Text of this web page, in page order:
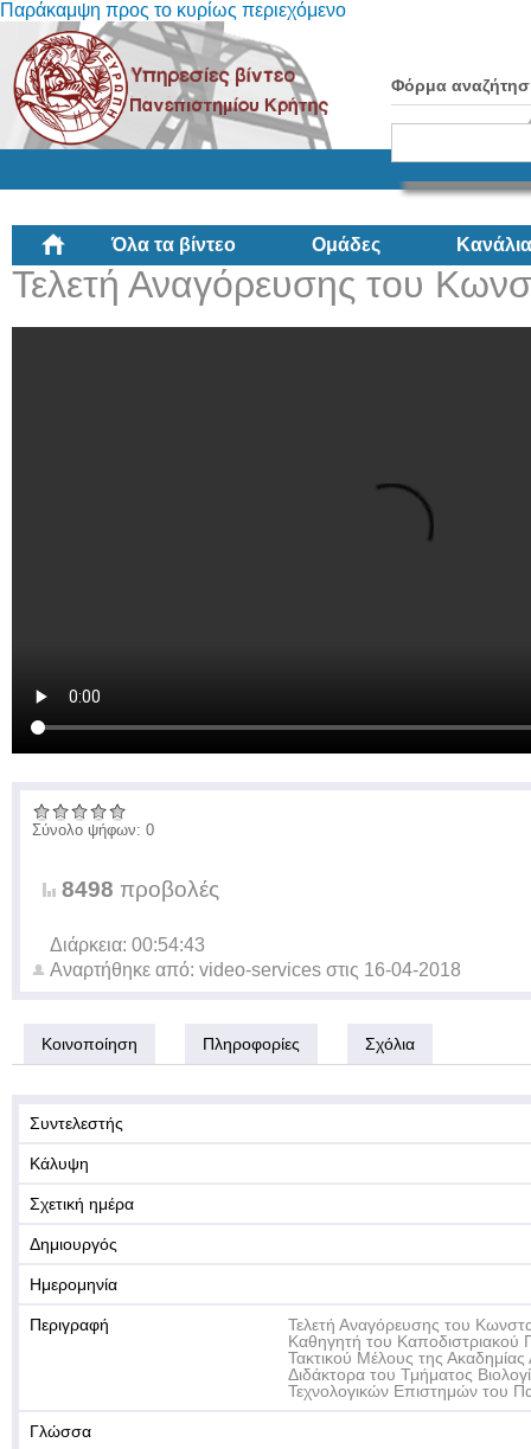
Παράκαμψη προς το κυρίως περιεχόμενο
Φόρμα
Όλα τα βίντεο Ομάδες Κανάλια
Τελετή Αναγόρευσης του
Σύνολο ψήφων: 0
8498 προβολές
Διάρκεια: 00:54:43
Αναρτήθηκε από: video-services στις 16-04-2018
Κοινοποίηση Πληροφορίες Σχόλια
Συντελεστής
Κάλυψη
Σχετική ημέρα
Δημιουργός
Ημερομηνία
Περιγραφή
Τελετή Αναγόρευσης του
Καθηγητή του Καποδιστριακού
Τακτικού Μέλους της
Διδάκτορα του Τμήματος
Τεχνολογικών Επιστημών του
Γλώσσα